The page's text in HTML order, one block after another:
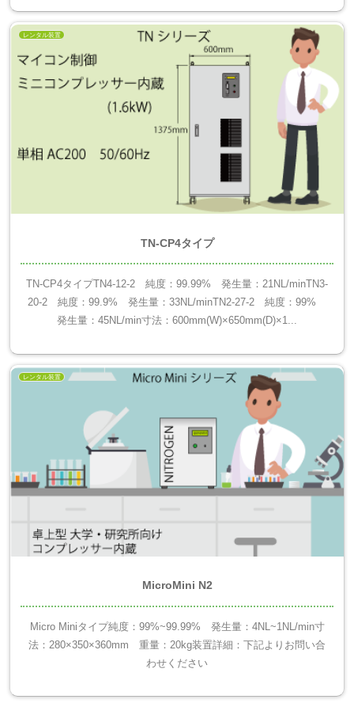
レンタル装置
TN-CP4タイプ
TN-CP4タイプTN4-12-2 純度：99.99% 発生量：21NL/minTN3-
20-2 純度：99.9% 発生量：33NL/minTN2-27-2 純度：99%
発生量：45NL/min寸法：600mm(W)×650mm(D)×1...
レンタル装置
MicroMini N2
Micro Miniタイプ純度：99%~99.99% 発生量：4NL~1NL/min寸
法：280×350×360mm 重量：20kg装置詳細：下記よりお問い合
わせください